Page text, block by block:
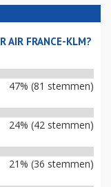
AIR FRANCE-KLM?
47% (81 stemmen)
24% (42 stemmen)
21% (36 stemmen)